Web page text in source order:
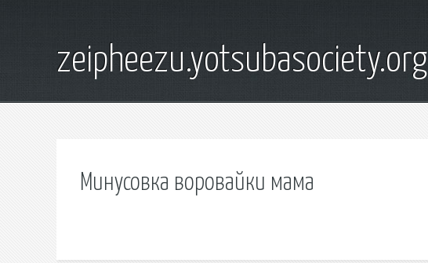
zeipheezu.yotsubasociety.org
Минусовка воровайки мама